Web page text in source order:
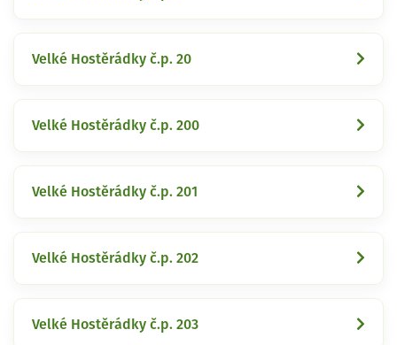
Velké Hostěrádky č.p. 20
Velké Hostěrádky č.p. 200
Velké Hostěrádky č.p. 201
Velké Hostěrádky č.p. 202
Velké Hostěrádky č.p. 203